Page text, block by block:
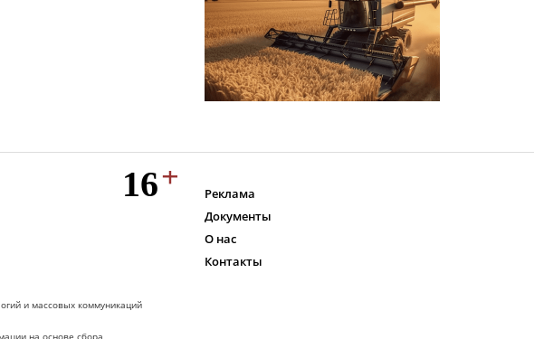
и массовых коммуникаций
Реклама
Документы
О нас
Контакты